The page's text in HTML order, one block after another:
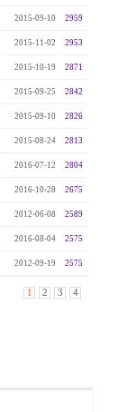
2015-09-10 2959
2015-11-02 2953
2015-10-19 2871
2015-09-25 2842
2015-09-10 2826
2015-08-24 2813
2016-07-12 2804
2016-10-28 2675
2012-06-08 2589
2016-08-04 2575
2012-09-19 2575
1 2 3 4